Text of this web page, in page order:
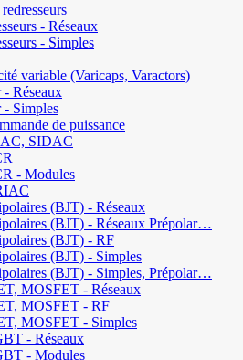
- Réseaux
- Simples
variable (Varicaps, Varactors)
Réseaux
- Simples
de puissance
SIDAC
- Modules
(BJT) - Réseaux
(BJT) - Réseaux Prépolar…
(BJT) - RF
(BJT) - Simples
(BJT) - Simples, Prépolar…
MOSFET - Réseaux
MOSFET - RF
MOSFET - Simples
- Réseaux
- Modules